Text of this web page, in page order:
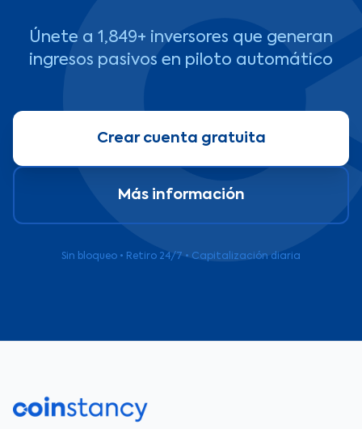
Únete a 1,849+ inversores que generan
ingresos pasivos en piloto automático
Crear cuenta gratuita
Más información
Sin bloqueo • Retiro 24/7 • Capitalización diaria